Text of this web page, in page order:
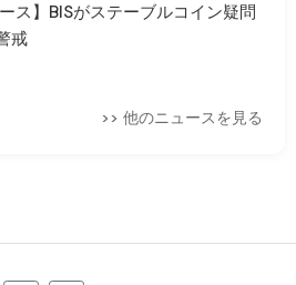
ス】BISがステーブルコイン疑問
戒
>> 他のニュースを見る